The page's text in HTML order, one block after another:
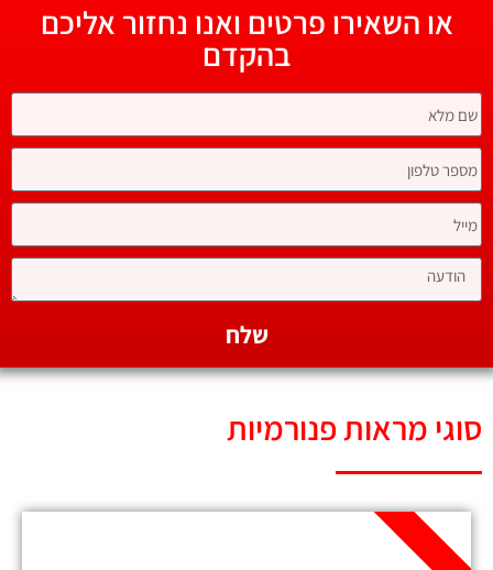
או השאירו פרטים ואנו נחזור אליכם
בהקדם
שלח
סוגי מראות פנורמיות
מומלץ